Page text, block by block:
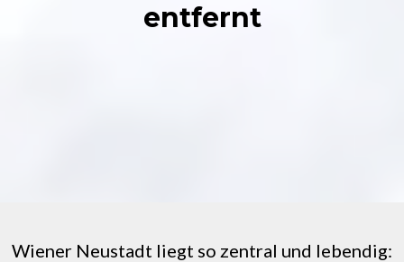
entfernt
Wiener Neustadt liegt so zentral und lebendig: